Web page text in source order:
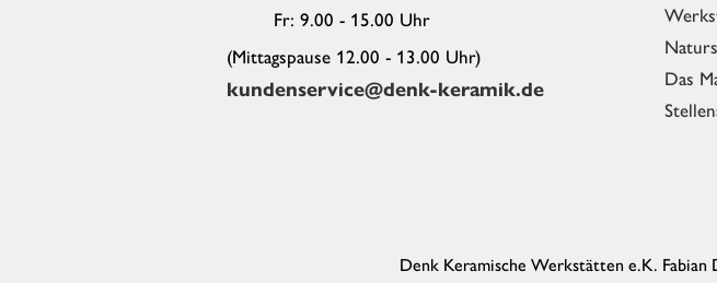
Fr: 9.00 - 15.00 Uhr
(Mittagspause 12.00 - 13.00 Uhr)
kundenservice@denk-keramik.de
Das
Denk Keramische Werkstätten e.K. Fabian